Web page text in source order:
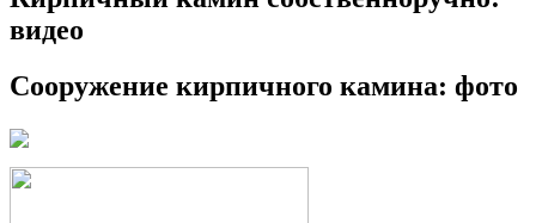
видео
Сооружение кирпичного камина: фото